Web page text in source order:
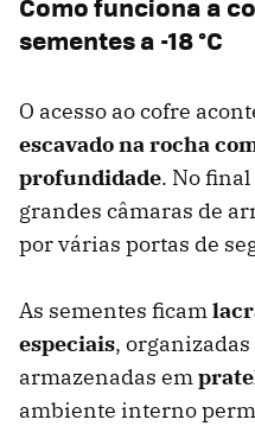
sementes a -18 °C
O acesso ao cofre
escavado na rocha
profundidade. No
grandes câmaras de
por várias portas de
As sementes ficam
especiais,
armazenadas em
ambiente interno